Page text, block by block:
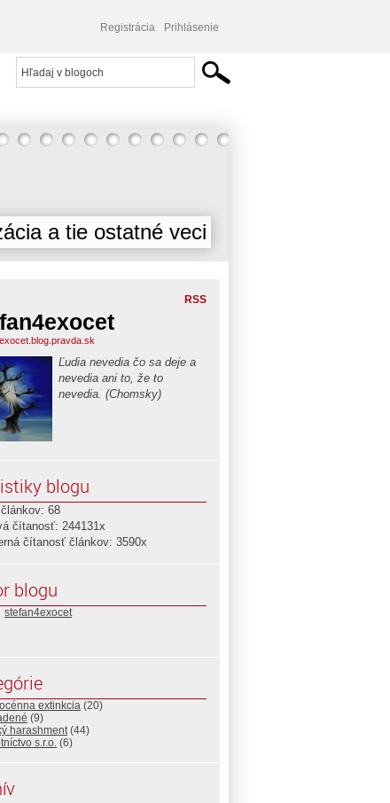
Registrácia Prihlásenie
a tie ostatné veci
RSS
Ľudia nevedia čo sa deje a
nevedia ani to, že to
nevedia. (Chomsky)
blogu
68
čítanosť: 244131x
čítanosť článkov: 3590x
blogu
stefan4exocet
extinkcia (20)
(9)
harashment(44)
s.r.o. (6)